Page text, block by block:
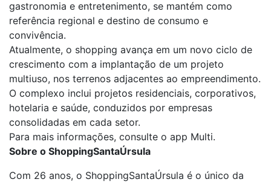
gastronomia e entretenimento, se mantém como
referência regional e destino de consumo e
convivência.
Atualmente, o shopping avança em um novo ciclo de
crescimento com a implantação de um projeto
multiuso, nos terrenos adjacentes ao empreendimento.
O complexo inclui projetos residenciais, corporativos,
hotelaria e saúde, conduzidos por empresas
consolidadas em cada setor.
Para mais informações, consulte o app Multi.
Sobre o ShoppingSantaÚrsula
Com 26 anos, o ShoppingSantaÚrsula é o único da